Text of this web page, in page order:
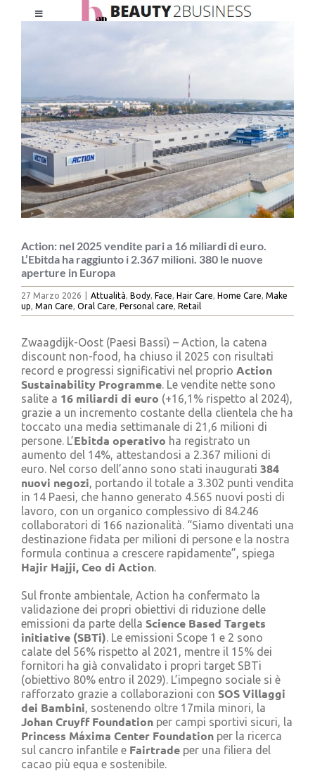
Toggle
CHI SIAMO
LE RIVISTE
NEWSLETTER
CATEGORIE
CONTATTI
per:
Action: nel 2025 vendite pari a 16 miliardi di euro.
L’Ebitda ha raggiunto i 2.367 milioni. 380 le nuove
aperture in Europa
27 Marzo 2026 Attualità, Body, Face, Hair Care, Home Care, Make
up, Man Care, Oral Care, Personal care, Retail
Zwaagdijk-Oost (Paesi Bassi) – Action, la catena
discount non-food, ha chiuso il 2025 con risultati
record e progressi significativi nel proprio Action
Sustainability Programme. Le vendite nette sono
salite a 16 miliardi di euro (+16,1% rispetto al 2024),
grazie a un incremento costante della clientela che ha
toccato una media settimanale di 21,6 milioni di
persone. L’Ebitda operativo ha registrato un
aumento del 14%, attestandosi a 2.367 milioni di
euro. Nel corso dell’anno sono stati inaugurati 384
nuovi negozi, portando il totale a 3.302 punti vendita
in 14 Paesi, che hanno generato 4.565 nuovi posti di
lavoro, con un organico complessivo di 84.246
collaboratori di 166 nazionalità. “Siamo diventati una
destinazione fidata per milioni di persone e la nostra
formula continua a crescere rapidamente”, spiega
Hajir Hajji, Ceo di Action.
Sul fronte ambientale, Action ha confermato la
validazione dei propri obiettivi di riduzione delle
emissioni da parte della Science Based Targets
initiative (SBTi). Le emissioni Scope 1 e 2 sono
calate del 56% rispetto al 2021, mentre il 15% dei
fornitori ha già convalidato i propri target SBTi
(obiettivo 80% entro il 2029). L’impegno sociale si è
rafforzato grazie a collaborazioni con SOS Villaggi
dei Bambini, sostenendo oltre 17mila minori, la
Johan Cruyff Foundation per campi sportivi sicuri, la
Princess Máxima Center Foundation per la ricerca
sul cancro infantile e Fairtrade per una filiera del
cacao più equa e sostenibile.